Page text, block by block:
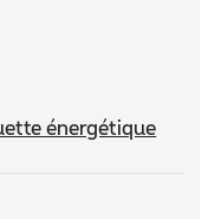
énergétique